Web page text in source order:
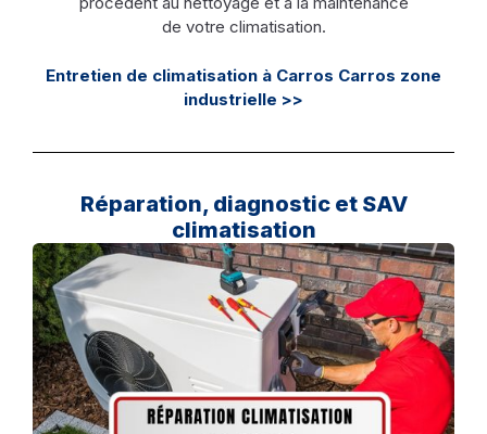
de votre climatisation.
Entretien de climatisation à Carros Carros zone
industrielle >>
Réparation, diagnostic et SAV
climatisation